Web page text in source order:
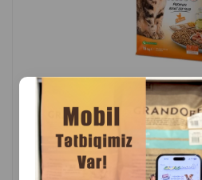
(0 Отзывы)
Кг (на развес)
15 кг (мешок)